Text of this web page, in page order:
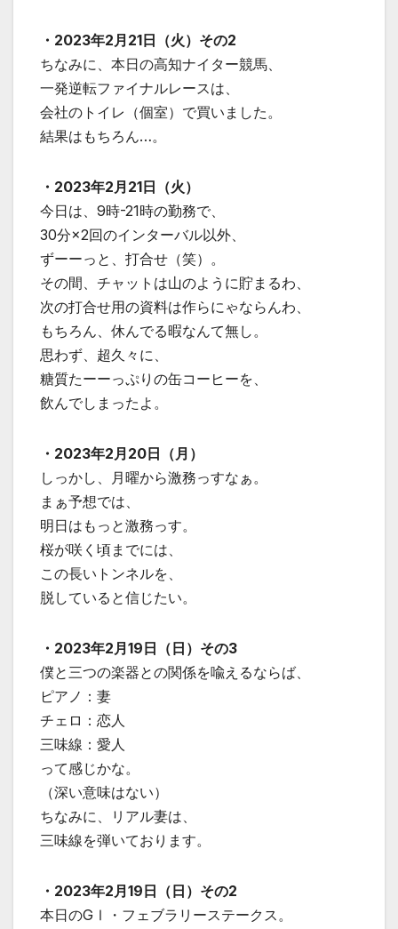
・2023年2月21日（火）その2
ちなみに、本日の高知ナイター競馬、
一発逆転ファイナルレースは、
会社のトイレ（個室）で買いました。
結果はもちろん…。
・2023年2月21日（火）
今日は、9時-21時の勤務で、
30分×2回のインターバル以外、
ずーーっと、打合せ（笑）。
その間、チャットは山のように貯まるわ、
次の打合せ用の資料は作らにゃならんわ、
もちろん、休んでる暇なんて無し。
思わず、超久々に、
糖質たーーっぷりの缶コーヒーを、
飲んでしまったよ。
・2023年2月20日（月）
しっかし、月曜から激務っすなぁ。
まぁ予想では、
明日はもっと激務っす。
桜が咲く頃までには、
この長いトンネルを、
脱していると信じたい。
・2023年2月19日（日）その3
僕と三つの楽器との関係を喩えるならば、
ピアノ：妻
チェロ：恋人
三味線：愛人
って感じかな。
（深い意味はない）
ちなみに、リアル妻は、
三味線を弾いております。
・2023年2月19日（日）その2
本日のGⅠ・フェブラリーステークス。